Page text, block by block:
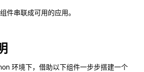
件串联成可用的应用。
环境下，借助以下组件一步步搭建一个